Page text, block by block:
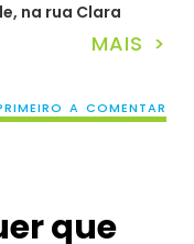
na rua Clara
MAIS >
A COMENTAR
que